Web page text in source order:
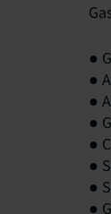
●
●
●
●
●
●
●
●